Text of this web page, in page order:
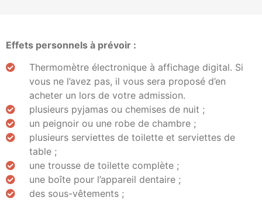
Effets personnels à prévoir :
Thermomètre électronique à affichage digital. Si
vous ne l’avez pas, il vous sera proposé d’en
acheter un lors de votre admission.
plusieurs pyjamas ou chemises de nuit ;
un peignoir ou une robe de chambre ;
plusieurs serviettes de toilette et serviettes de
table ;
une trousse de toilette complète ;
une boîte pour l’appareil dentaire ;
des sous-vêtements ;